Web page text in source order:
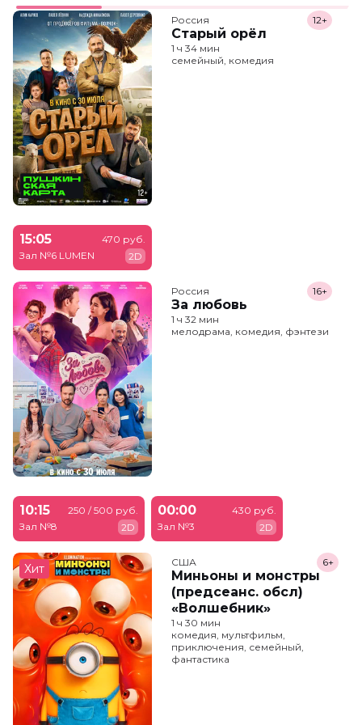
Россия
Старый орёл
12+
1 ч 34 мин
семейный, комедия
15:05
Зал №6 LUMEN
470 руб.
2D
Россия
За любовь
16+
1 ч 32 мин
мелодрама, комедия, фэнтези
10:15
Зал №8
250 / 500 руб.
2D
00:00
Зал №3
430 руб.
2D
Хит США
Миньоны и монстры
(предсеанс. обсл)
«Волшебник»
6+
1 ч 30 мин
комедия, мультфильм,
приключения, семейный,
фантастика